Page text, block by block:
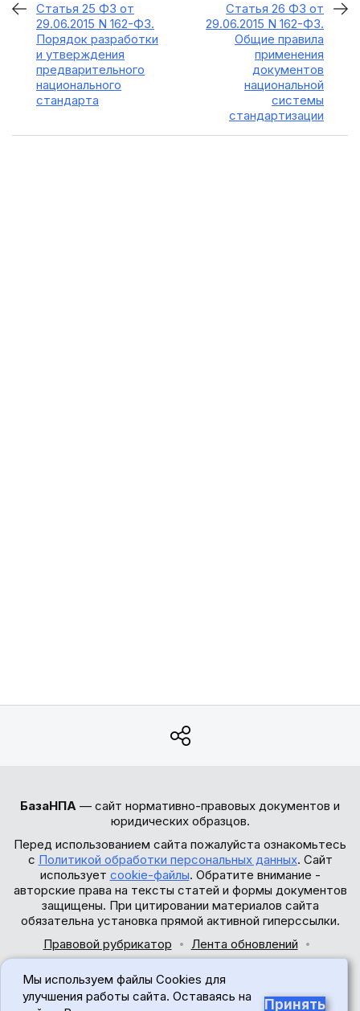
Статья 25 ФЗ от
29.06.2015 N 162-ФЗ.
Порядок разработки
и утверждения
предварительного
национального
стандарта
Статья 26 ФЗ от
29.06.2015 N 162-ФЗ.
Общие правила
применения
документов
национальной
системы
стандартизации
БазаНПА — сайт нормативно-правовых документов и
юридических образцов.
Перед использованием сайта пожалуйста ознакомьтесь
с Политикой обработки персональных данных. Сайт
использует cookie-файлы. Обратите внимание -
авторские права на тексты статей и формы документов
защищены. При цитировании материалов сайта
обязательна установка прямой активной гиперссылки.
Правовой рубрикатор
Лента обновлений
© 2017-2026
Мы используем файлы Cookies для
улучшения работы сайта. Оставаясь на
Принять